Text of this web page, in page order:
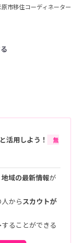
原市移住コーディネーター
活用しよう！
無
地域の最新情報が
から スカウトが
することができる